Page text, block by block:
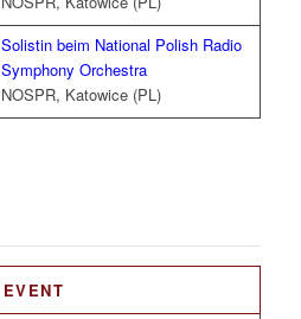
Solistin beim National Polish Radio
Symphony Orchestra
NOSPR, Katowice (PL)
EVENT